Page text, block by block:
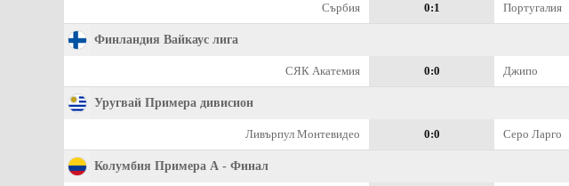
Сърбия 0:1 Португалия
Финландия Вайкаус лига
СЯК Акатемия 0:0 Джипо
Уругвай Примера дивисион
Ливърпул Монтевидео 0:0 Серо Ларго
Колумбия Примера А - Финал